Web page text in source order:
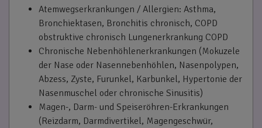
Atemwegserkrankungen / Allergien: Asthma,
Bronchiektasen, Bronchitis chronisch, COPD
obstruktive chronisch Lungenerkrankung COPD
Chronische Nebenhöhlenerkrankungen (Mokuzele
der Nase oder Nasennebenhöhlen, Nasenpolypen,
Abzess, Zyste, Furunkel, Karbunkel, Hypertonie der
Nasenmuschel oder chronische Sinusitis)
Magen-, Darm- und Speiseröhren-Erkrankungen
(Reizdarm, Darmdivertikel, Magengeschwür,